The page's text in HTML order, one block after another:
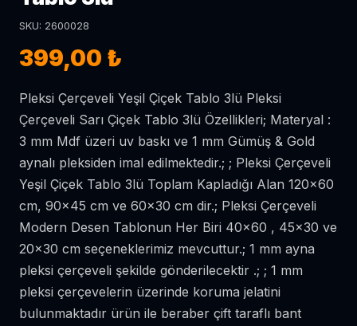
SKU: 2600028
399,00 ₺
Pleksi Çerçeveli Yeşil Çiçek Tablo 3lü Pleksi
Çerçeveli Sarı Çiçek Tablo 3lü Özellikleri; Materyal :
3 mm Mdf üzeri uv baskı ve 1 mm Gümüş & Gold
aynalı pleksiden imal edilmektedir.; ; Pleksi Çerçeveli
Yeşil Çiçek Tablo 3lü Toplam Kapladığı Alan 120x60
cm, 90x45 cm ve 60x30 cm dir.; Pleksi Çerçeveli
Modern Desen Tablonun Her Biri 40x60 , 45x30 ve
20x30 cm seçeneklerimiz mevcuttur.; 1 mm ayna
pleksi çerçeveli şekilde gönderilecektir .; ; 1 mm
pleksi çerçevelerin üzerinde koruma jelatini
bulunmaktadır ürün ile beraber çift taraflı bant